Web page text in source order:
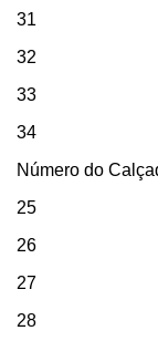
31
32
33
34
Número do
25 5,5
26 5,5
27 5,5
28